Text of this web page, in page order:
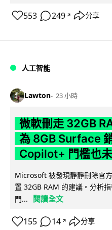
553 249 ↗ 分享
人工智能
Lawton 23 小時
微軟刪走 32GB
為 8GB Surface
Copilot+ 門檻也
Microsoft 被發現靜靜刪除官
置 32GB RAM 的建議。分析
門...
閱讀全文
155 14 ↗ 分享